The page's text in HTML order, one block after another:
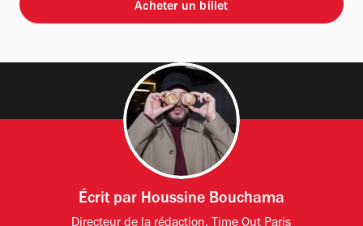
Acheter un billet
Écrit par Houssine Bouchama